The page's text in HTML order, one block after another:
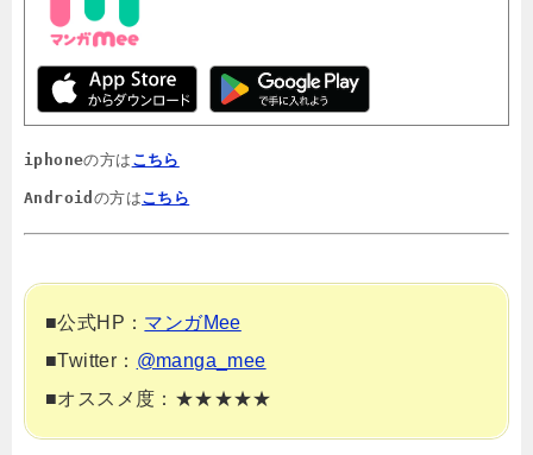
iphoneの方は こちら
Android の方はこちら
■公式HP： マンガMee
■Twitter： @manga_mee
■オススメ度：★★★★★